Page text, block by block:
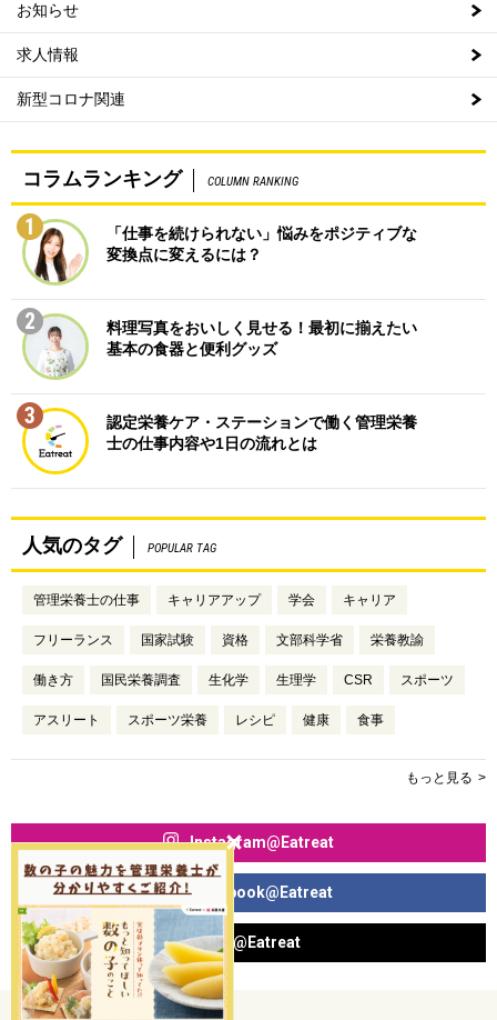
お知らせ
求人情報
新型コロナ関連
コラムランキング COLUMN RANKING
1
「仕事を続けられない」悩みをポジティブな
変換点に変えるには？
2
料理写真をおいしく見せる！最初に揃えたい
基本の食器と便利グッズ
3
認定栄養ケア・ステーションで働く管理栄養
士の仕事内容や1日の流れとは
人気のタグ POPULAR TAG
管理栄養士の仕事 キャリアアップ 学会 キャリア
フリーランス 国家試験 資格 文部科学省 栄養教諭
働き方 国民栄養調査 生化学 生理学 CSR スポーツ
アスリート スポーツ栄養 レシピ 健康 食事
もっと見る
Instagram@Eatreat
Facebook@Eatreat
X@Eatreat